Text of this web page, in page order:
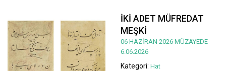
İKİ ADET MÜFREDAT
MEŞKİ
06 HAZİRAN 2026 MÜZAYEDE
6.06.2026
Kategori: Hat